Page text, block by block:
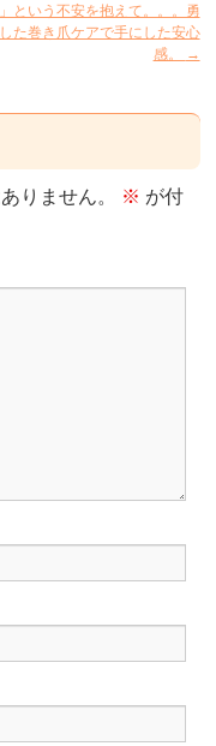
という不安を抱えて。。。勇
た巻き爪ケアで手にした安心
感。
→
りません。 ※ が付